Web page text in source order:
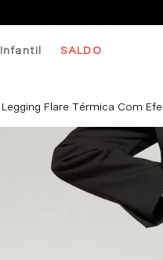
Infantil SALDO
Legging Flare Térmica Com